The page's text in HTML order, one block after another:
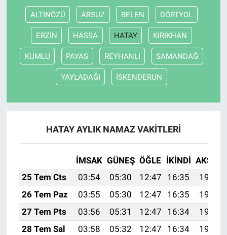
ALTINÖZÜ ARSUZ BELEN DÖRTYOL
ERZİN HASSA HATAY KIRIKHAN
KUMLU PAYAS REYHANLI SAMANDAĞ
YAYLADAĞI İSKENDERUN
HATAY AYLIK NAMAZ VAKITLERI
İMSAK GÜNEŞ ÖĞLE İKINDI AKŞAM
25 Tem Cts
03:54 05:30 12:47 16:35
19:54
26 Tem Paz
03:55 05:30 12:47 16:35
19:54
27 Tem Pts
03:56 05:31 12:47 16:34
19:53
28 Tem Sal
03:58 05:32 12:47 16:34
19:52